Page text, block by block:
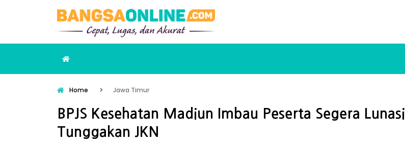
Home Jawa Timur
BPJS Kesehatan Madiun Imbau Peserta Segera Lunasi
Tunggakan JKN